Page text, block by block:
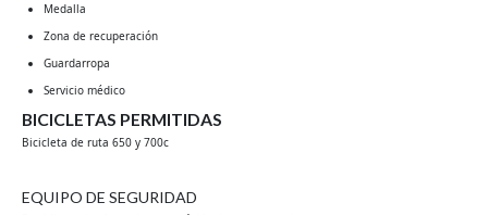
Medalla
Zona de recuperación
Guardarropa
Servicio médico
BICICLETAS PERMITIDAS
Bicicleta de ruta 650 y 700c
EQUIPO DE SEGURIDAD